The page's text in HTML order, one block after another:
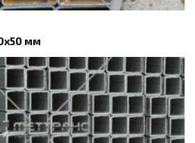
мм